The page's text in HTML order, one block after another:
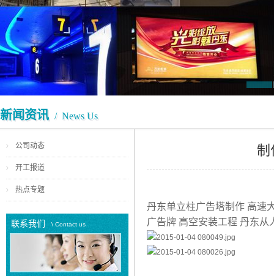
新闻资讯 / News Us
公司动态
开工报道
热点专题
联系我们 \ Contact us
制
丹东单立柱广告塔制作 高速
广告牌 高空安装工程 丹东